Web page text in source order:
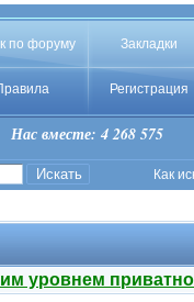
по форуму Закладки
Регистрация
Нас вместе: 4 268 575
Как
уровнем